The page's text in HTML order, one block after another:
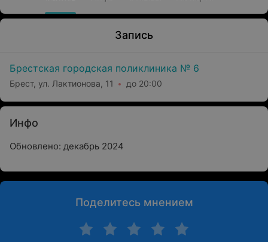
Запись
Брестская городская поликлиника № 6
Брест, ул. Лактионова, 11 до 20:00
Инфо
Обновлено: декабрь 2024
Поделитесь мнением